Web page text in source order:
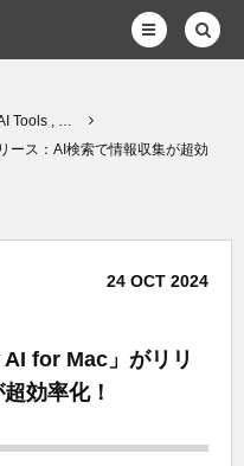
Tools , …
ース：AI検索で情報収集が超効
24 OCT 2024
for Mac」がリリ
効率化！